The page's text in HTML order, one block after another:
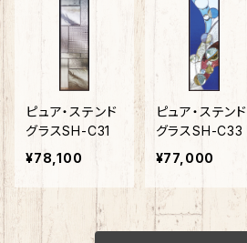
ピュア・ステンド
グラスSH-C31
¥78,100
ピュア・ステンド
グラスSH-C33
¥77,000